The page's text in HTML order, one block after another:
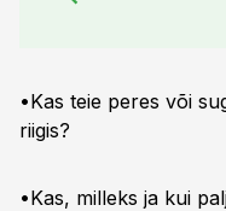
•Kas teie peres või
riigis?
•Kas, milleks ja kui